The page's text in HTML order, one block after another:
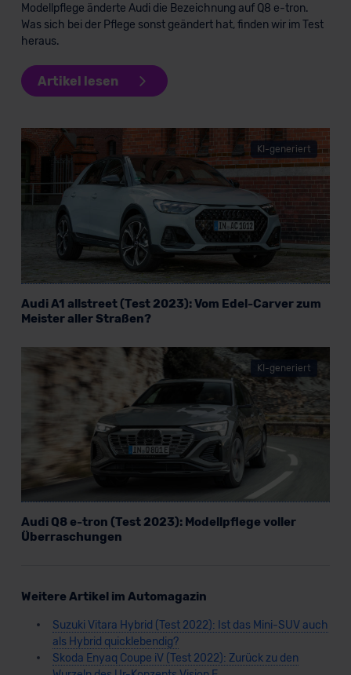
Modellpflege änderte Audi die Bezeichnung auf Q8 e-tron.
Was sich bei der Pflege sonst geändert hat, finden wir im Test
heraus.
Artikel lesen
KI-generiert
Audi A1 allstreet (Test 2023): Vom Edel-Carver zum
Meister aller Straßen?
KI-generiert
Audi Q8 e-tron (Test 2023): Modellpflege voller
Überraschungen
Weitere Artikel im Automagazin
Suzuki Vitara Hybrid (Test 2022): Ist das Mini-SUV auch
als Hybrid quicklebendig?
Skoda Enyaq Coupe iV (Test 2022): Zurück zu den